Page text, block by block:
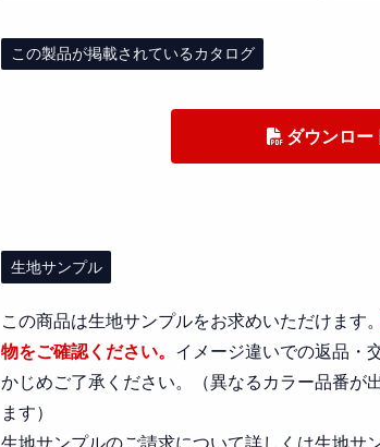
この製品が掲載されているカタログ
ダウンロー
生地サンプル
この商品は生地サンプルをお求めいただけます。
物をご確認ください。 イメージ違いでの返品・
かじめご了承ください。（異なるカラー品番が
ます）
生地サンプルのご請求について詳しくは生地サ